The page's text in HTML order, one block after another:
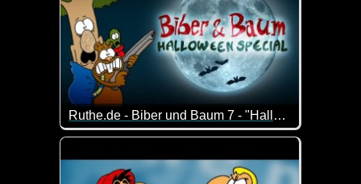
Ruthe.de - Biber und Baum 7 - "Halloween-Special"
Halloween-Special der Serie um einen Biber, der